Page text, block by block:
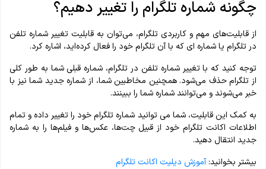
چگونه شماره تلگرام را تغییر دهیم؟
از قابلیت‌های مهم و کاربردی تلگرام، می‌توان به قابلیت تغییر شماره تلفن
در تلگرام یا شماره‌ ای که با آن تلگرام خود را فعال کرده‌اید، اشاره کرد.
توجه کنید که با تغییر شماره تلفن در تلگرام، شماره قبلی شما به طور کلی
از تلگرام حذف می‌شود. همچنین مخاطبین شما، از شماره جدید شما نیز با
خبر می‌شوند و می‌توانند شماره شما را ببینند.
به کمک این قابلیت، شما می توانید شماره تلگرام خود را تغییر داده و تمام
اطلاعات اکانت تلگرام خود از قبیل چت‌ها، عکس‌ها و فیلم‌ها را به شماره
جدید انتقال دهید.
بیشتر بخوانید:آموزش دیلیت اکانت تلگرام